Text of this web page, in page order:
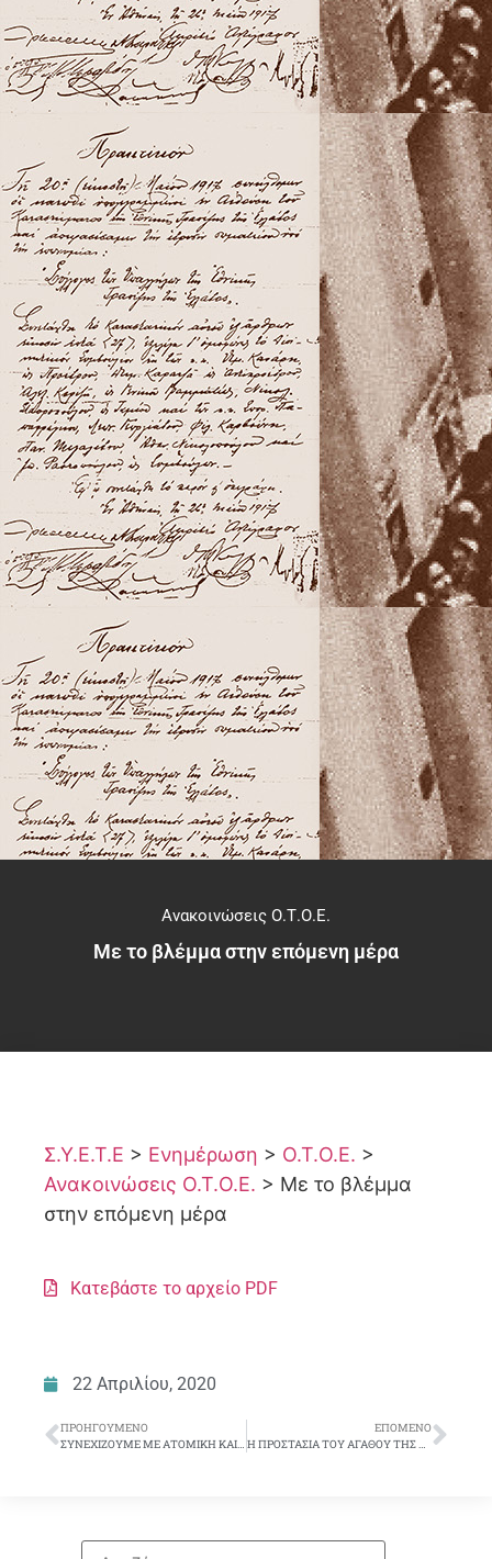
Ανακοινώσεις Ο.Τ.Ο.Ε.
Με το βλέμμα στην επόμενη μέρα
Σ.Υ.Ε.Τ.Ε > Ενημέρωση > Ο.Τ.Ο.Ε. >
Ανακοινώσεις Ο.Τ.Ο.Ε. > Με το βλέμμα
στην επόμενη μέρα
Κατεβάστε το αρχείο PDF
22 Απριλίου, 2020
ΠΡΟΗΓΟΎΜΕΝΟ
ΣΥΝΕΧΙΖΟΥΜΕ ΜΕ ΑΤΟΜΙΚΗ ΚΑΙ ΣΥΛΛΟΓΙΚΗ ΑΛΛΗΛΕΓΓΥΗ ΝΑ ΖΟΥΜΕ, ΝΑ ΕΠΙΚΟΙΝΩΝΟΥΜΕ ΚΑΙ ΝΑ ΕΡΓΑΖΟΜΑΣΤΕ
ΕΠΌΜΕΝΟ
Η ΠΡΟΣΤΑΣΙΑ ΤΟΥ ΑΓΑΘΟΥ ΤΗΣ ΥΓΕΙΑΣ ΠΡΩΤΗ ΜΑΣ ΠΡΟΤΕΡΑΙΟΤΗΤΑ. Ο Σ.Υ.Ε.Τ.Ε. ΣΥΣΤΗΜΑΤΙΚΑ ΠΑΡΑΚΑΛΟΥΘΕΙ ΤΗΝ ΚΡΙΣΙΜΗ ΚΑΤΑΣΤΑΣΗ ΚΑΙ ΠΑΡΕΜΒΑΙΝΕΙ ΑΠΟΤΕΛΕΣΜΑΣΤΙΚΑ